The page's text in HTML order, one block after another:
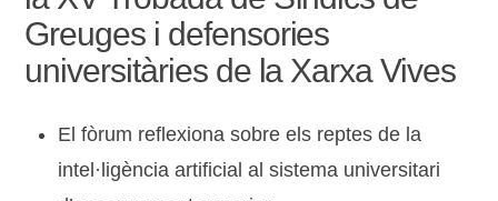
Greuges i defensories
universitàries de la Xarxa Vives
El fòrum reflexiona sobre els reptes de la
intel·ligència artificial al sistema universitari